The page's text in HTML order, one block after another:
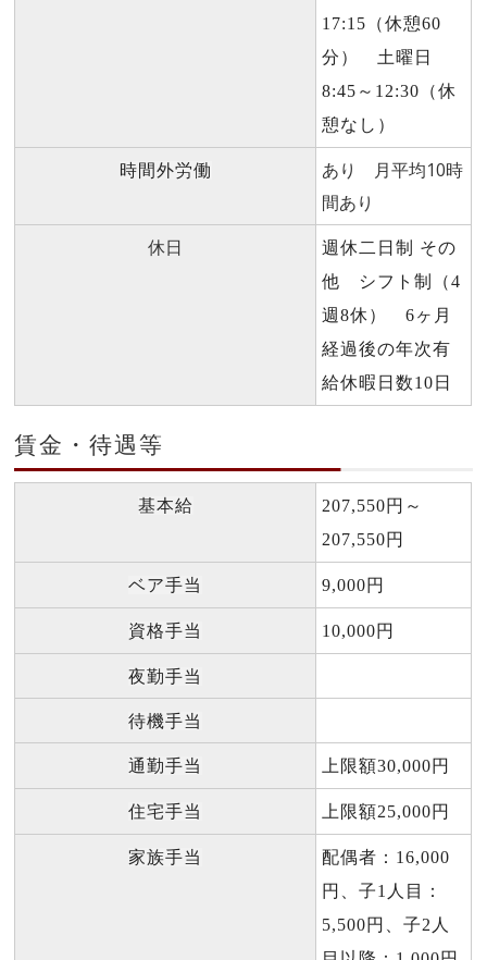
17:15（休憩60
分） 土曜日
8:45～12:30（休
憩なし）
時間外労働
あり 月平均10時
間あり
休日
週休二日制 その
他 シフト制（4
週8休） 6ヶ月
経過後の年次有
給休暇日数10日
賃金・待遇等
基本給
207,550円～
207,550円
ベア手当 9,000円
資格手当 10,000円
夜勤手当
待機手当
通勤手当 上限額30,000円
住宅手当 上限額25,000円
家族手当
配偶者：16,000
円、子1人目：
5,500円、子2人